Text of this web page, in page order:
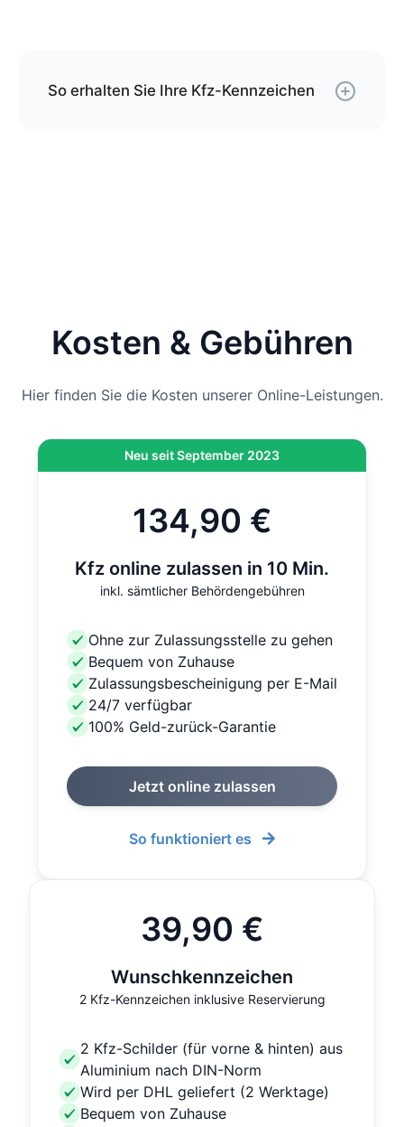
So erhalten Sie Ihre Kfz-Kennzeichen
Zulassung ist diese Gebühr bereits inklusive.
Kosten & Gebühren
Hier finden Sie die Kosten unserer Online-Leistungen.
Neu seit September 2023
134,90 €
Kfz online zulassen in 10 Min.
inkl. sämtlicher Behördengebühren
Ohne zur Zulassungsstelle zu gehen
Bequem von Zuhause
Zulassungsbescheinigung per E-Mail
24/7 verfügbar
100% Geld-zurück-Garantie
Jetzt online zulassen
So funktioniert es
39,90 €
Wunschkennzeichen
2 Kfz-Kennzeichen inklusive Reservierung
2 Kfz-Schilder (für vorne & hinten) aus
Aluminium nach DIN-Norm
Wird per DHL geliefert (2 Werktage)
Bequem von Zuhause